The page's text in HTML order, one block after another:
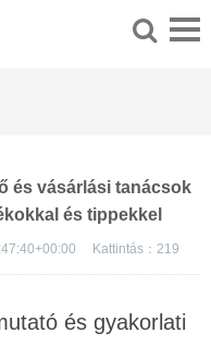
és vásárlási tanácsok
és tippekkel
Kattintás： 219
és gyakorlati